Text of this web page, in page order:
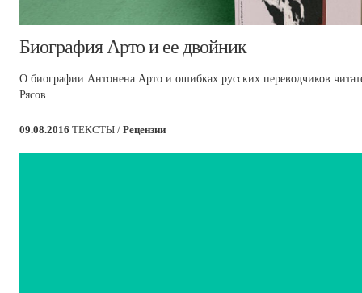
​Биография Арто и ее двойник
О биографии Антонена Арто и ошибках русских переводчиков
Рясов.
09.08.2016 ТЕКСТЫ / Рецензии